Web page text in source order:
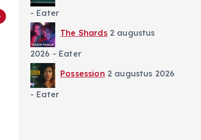
- Eater
The Shards 2 augustus
2026 - Eater
Possession 2 augustus 2026
- Eater